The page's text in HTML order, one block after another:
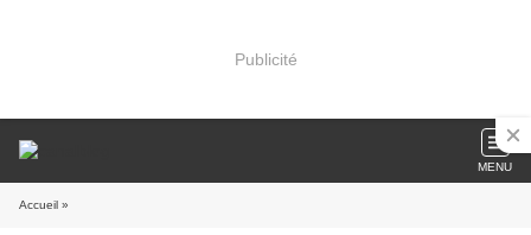
Publicité
MENU
Accueil »